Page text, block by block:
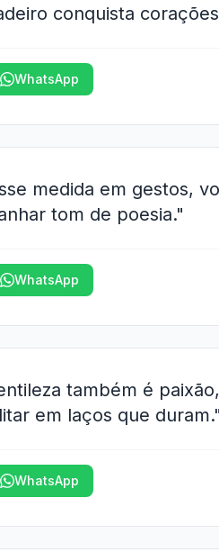
conquista
WhatsApp
medida em gestos,
tom de poesia."
WhatsApp
também é
em laços que duram."
WhatsApp